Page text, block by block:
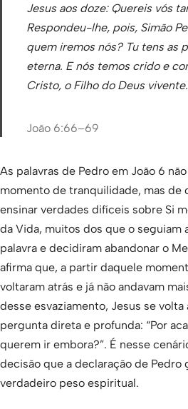
Jesus aos doze: Quereis vós
Respondeu-lhe, pois, Simão
quem iremos nós? Tu tens as
eterna. E nós temos crido e
Cristo, o Filho do Deus
João 6:66–69
As palavras de Pedro em João 6
momento de tranquilidade, mas de
ensinar verdades difíceis sobre Si
da Vida, muitos dos que o seguiam
palavra e decidiram abandonar o
afirma que, a partir daquele
voltaram atrás e já não andavam
desse esvaziamento, Jesus se volta
pergunta direta e profunda: “Por
querem ir embora?”. É nesse
decisão que a declaração de Pedro
verdadeiro peso espiritual.